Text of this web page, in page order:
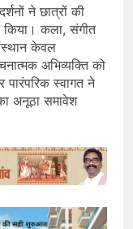
ने छात्रों की
किया। कला, संगीत
केवल
अभिव्यक्ति को
स्वागत ने
अनूठा समावेश